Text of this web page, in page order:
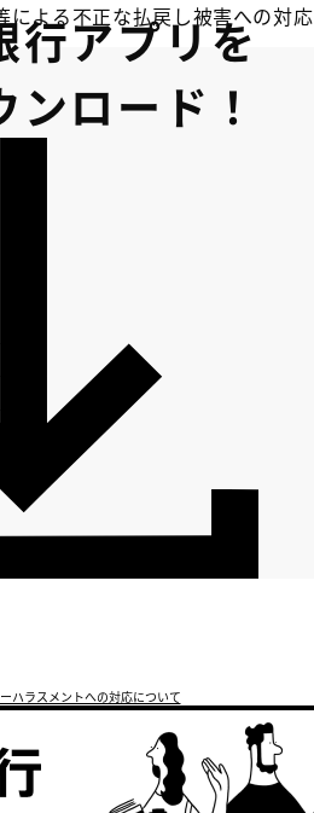
よる不正な払戻し被害への対応
行アプリを
ロード！
ハラスメントへの対応について